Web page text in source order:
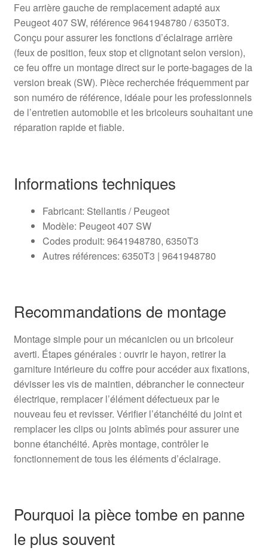
Feu arrière gauche de remplacement adapté aux
Peugeot 407 SW, référence 9641948780 / 6350T3.
Conçu pour assurer les fonctions d’éclairage arrière
(feux de position, feux stop et clignotant selon version),
ce feu offre un montage direct sur le porte-bagages de la
version break (SW). Pièce recherchée fréquemment par
son numéro de référence, idéale pour les professionnels
de l’entretien automobile et les bricoleurs souhaitant une
réparation rapide et fiable.
Informations techniques
Fabricant: Stellantis / Peugeot
Modèle: Peugeot 407 SW
Codes produit: 9641948780, 6350T3
Autres références: 6350T3 | 9641948780
Recommandations de montage
Montage simple pour un mécanicien ou un bricoleur
averti. Étapes générales : ouvrir le hayon, retirer la
garniture intérieure du coffre pour accéder aux fixations,
dévisser les vis de maintien, débrancher le connecteur
électrique, remplacer l’élément défectueux par le
nouveau feu et revisser. Vérifier l’étanchéité du joint et
remplacer les clips ou joints abîmés pour assurer une
bonne étanchéité. Après montage, contrôler le
fonctionnement de tous les éléments d’éclairage.
Pourquoi la pièce tombe en panne
le plus souvent